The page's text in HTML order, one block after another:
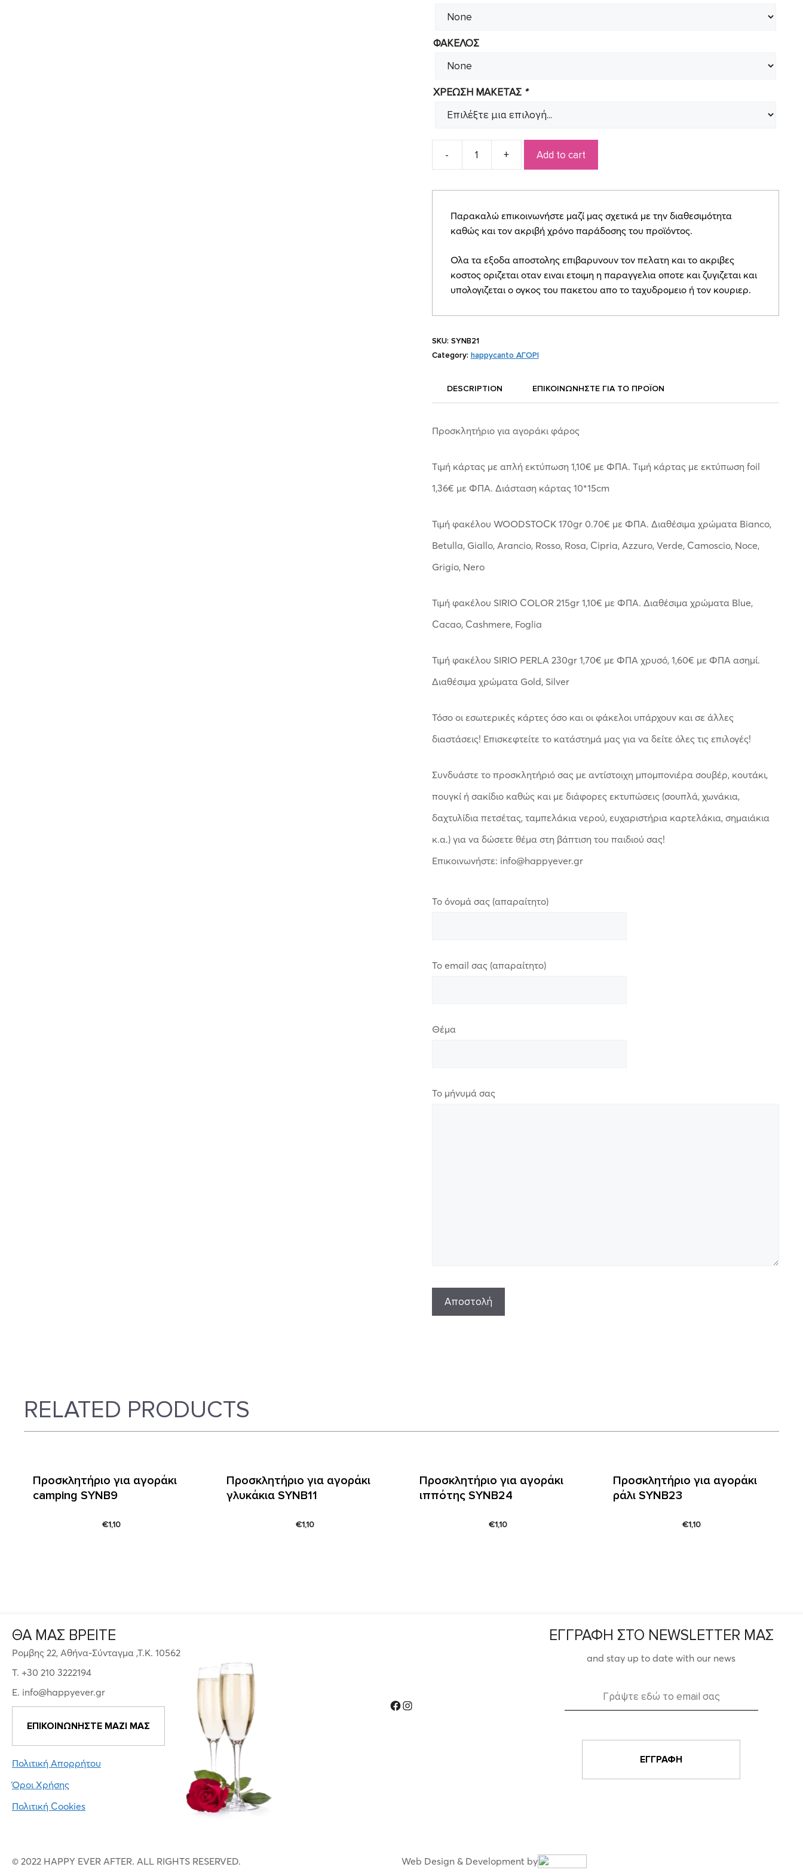
ΦΑΚΕΛΟΣ
ΧΡΕΩΣΗ ΜΑΚΕΤΑΣ *
Προσκλητήριο
αγοράκι
SYNΒ21
quantity
Add to cart
Παρακαλώ επικοινωνήστε μαζί μας σχετικά με την διαθεσιμότητα
καθώς και τον ακριβή χρόνο παράδοσης του προϊόντος.
Ολα τα εξοδα αποστολης επιβαρυνουν τον πελατη και το ακριβες
κοστος οριζεται οταν ειναι ετοιμη η παραγγελια οποτε και ζυγιζεται και
υπολογιζεται ο ογκος του πακετου απο το ταχυδρομειο ή τον κουριερ.
SKU: SYNΒ21
Category: happycanto ΑΓΟΡΙ
DESCRIPTION ΕΠΙΚΟΙΝΩΝΗΣΤΕ ΓΙΑ ΤΟ ΠΡΟΪOΝ
Προσκλητήριο για αγοράκι φάρος
Tιμή κάρτας με απλή εκτύπωση 1,10€ με ΦΠΑ. Tιμή κάρτας με εκτύπωση foil
1,36€ με ΦΠΑ. Διάσταση κάρτας 10*15cm
Τιμή φακέλου WOODSTOCK 170gr 0.70€ με ΦΠΑ. Διαθέσιμα χρώματα Bianco,
Betulla, Giallo, Arancio, Rosso, Rosa, Cipria, Azzuro, Verde, Camoscio, Noce,
Grigio, Nero
Τιμή φακέλου SIRIO COLOR 215gr 1,10€ με ΦΠΑ. Διαθέσιμα χρώματα Blue,
Cacao, Cashmere, Foglia
Τιμή φακέλου SIRIO PERLA 230gr 1,70€ με ΦΠΑ χρυσό, 1,60€ με ΦΠΑ ασημί.
Διαθέσιμα χρώματα Gold, Silver
Τόσο οι εσωτερικές κάρτες όσο και οι φάκελοι υπάρχουν και σε άλλες
διαστάσεις! Επισκεφτείτε το κατάστημά μας για να δείτε όλες τις επιλογές!
Συνδυάστε το προσκλητήριό σας με αντίστοιχη μπομπονιέρα σουβέρ, κουτάκι,
πουγκί ή σακίδιο καθώς και με διάφορες εκτυπώσεις (σουπλά, χωνάκια,
δαχτυλίδια πετσέτας, ταμπελάκια νερού, ευχαριστήρια καρτελάκια, σημαιάκια
κ.α.) για να δώσετε θέμα στη βάπτιση του παιδιού σας!
Επικοινωνήστε: info@happyever.gr
Το όνομά σας (απαραίτητο)
Το email σας (απαραίτητο)
Θέμα
Το μήνυμά σας
RELATED PRODUCTS
Προσκλητήριο για αγοράκι
camping SYNΒ9
€1,10
Προσκλητήριο για αγοράκι
γλυκάκια SYNΒ11
€1,10
Προσκλητήριο για αγοράκι
ιππότης SYNΒ24
€1,10
Προσκλητήριο για αγοράκι
ράλι SYNΒ23
€1,10
ΘΑ ΜΑΣ ΒΡΕΙΤΕ
Ρομβης 22, Αθήνα-Σύνταγμα ,Τ.Κ. 10562
T. +30 210 3222194
E. info@happyever.gr
ΕΠΙΚΟΙΝΩΝΗΣΤΕ ΜΑΖΙ ΜΑΣ
Πολιτική Απορρήτου
Όροι Χρήσης
Πολιτική Cookies
Facebook
Instagram
ΕΓΓΡΑΦΗ ΣΤΟ NEWSLETTER ΜΑΣ
and stay up to date with our news
© 2022 HAPPY EVER AFTER. ALL RIGHTS RESERVED. Web Design & Development by